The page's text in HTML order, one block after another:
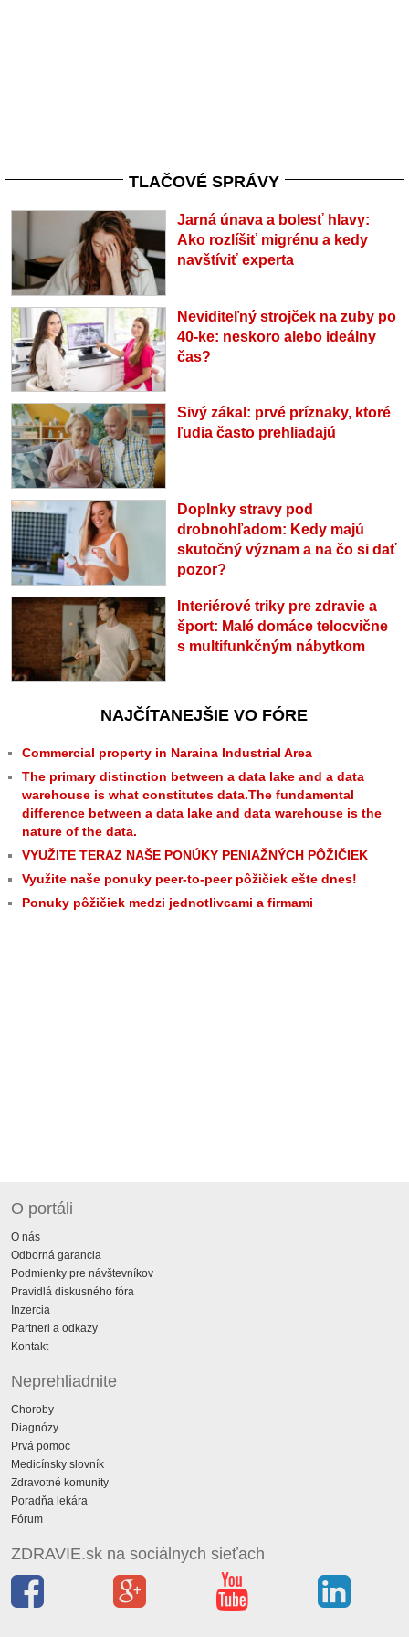
TLAČOVÉ SPRÁVY
Jarná únava a bolesť hlavy:
Ako rozlíšiť migrénu a kedy
navštíviť experta
Neviditeľný strojček na zuby po
40-ke: neskoro alebo ideálny
čas?
Sivý zákal: prvé príznaky, ktoré
ľudia často prehliadajú
Doplnky stravy pod
drobnohľadom: Kedy majú
skutočný význam a na čo si dať
pozor?
Interiérové triky pre zdravie a
šport: Malé domáce telocvične
s multifunkčným nábytkom
NAJČÍTANEJŠIE VO FÓRE
Commercial property in Naraina Industrial Area
The primary distinction between a data lake and a data
warehouse is what constitutes data.The fundamental
difference between a data lake and data warehouse is the
nature of the data.
VYUŽITE TERAZ NAŠE PONÚKY PENIAŽNÝCH PÔŽIČIEK
Využite naše ponuky peer-to-peer pôžičiek ešte dnes!
Ponuky pôžičiek medzi jednotlivcami a firmami
O portáli
O nás
Odborná garancia
Podmienky pre návštevníkov
Pravidlá diskusného fóra
Inzercia
Partneri a odkazy
Kontakt
Neprehliadnite
Choroby
Diagnózy
Prvá pomoc
Medicínsky slovník
Zdravotné komunity
Poradňa lekára
Fórum
ZDRAVIE.sk na sociálnych sieťach